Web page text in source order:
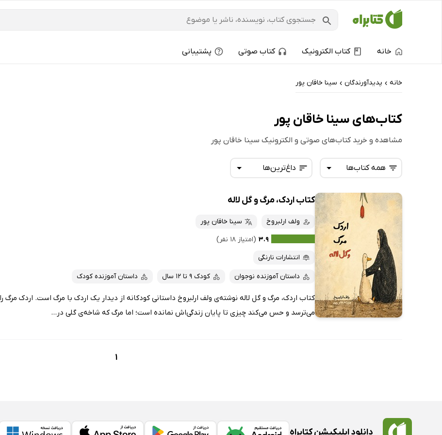
خانه کتاب الکترونیک کتاب صوتی پشتیبانی
خانه › پدیدآورندگان › سینا خاقان پور
کتاب‌های سینا خاقان پور
مشاهده و خرید کتاب‌های صوتی و الکترونیک سینا خاقان پور
داغ‌ترین‌ها
تازه‌ها
داغ‌ترین‌ها
پربحث‌ها
ارزان ترین‌ها
همه کتاب‌ها
همه کتاب‌ها
کتاب‌های صوتی
کتاب‌های متنی
کتاب اردک، مرگ و گل لاله
ولف ارلبروخ
سینا خاقان پور
۳.۹ (امتیاز ۱۸ نفر)
انتشارات نارنگی
داستان آموزنده نوجوان کودک 9 تا 12 سال داستان آموزنده کودک
کتاب اردک، مرگ و گل لاله نوشته‌ی ولف ارلبروخ داستانی کودکانه از دیدار یک اردک با مرگ است. اردک مرگ
می‌ترسد و حس می‌کند چیزی تا پایان زندگی‌اش نمانده است؛ اما مرگ که شاخه‌ی گلی در...
1
دانلود اپلیکیشن کتابراه